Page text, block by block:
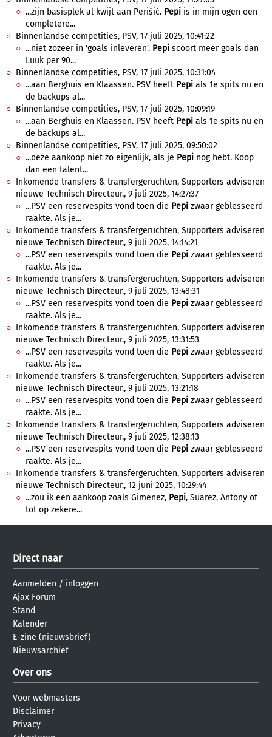
...zijn basisplek al kwijt aan Perišić. Pepi is in mijn ogen een
completere...
Binnenlandse competities, PSV, 17 juli 2025, 10:41:22
...niet zozeer in 'goals inleveren'. Pepi scoort meer goals dan
Luuk per 90...
Binnenlandse competities, PSV, 17 juli 2025, 10:31:04
...aan Berghuis en Klaassen. PSV heeft Pepi als 1e spits nu en
de backups al...
Binnenlandse competities, PSV, 17 juli 2025, 10:09:19
...aan Berghuis en Klaassen. PSV heeft Pepi als 1e spits nu en
de backups al...
Binnenlandse competities, PSV, 17 juli 2025, 09:50:02
...deze aankoop niet zo eigenlijk, als je Pepi nog hebt. Koop
dan een talent...
Inkomende transfers & transfergeruchten, Supporters adviseren
nieuwe Technisch Directeur., 9 juli 2025, 14:27:37
...PSV een reservespits vond toen die Pepi zwaar geblesseerd
raakte. Als je...
Inkomende transfers & transfergeruchten, Supporters adviseren
nieuwe Technisch Directeur., 9 juli 2025, 14:14:21
...PSV een reservespits vond toen die Pepi zwaar geblesseerd
raakte. Als je...
Inkomende transfers & transfergeruchten, Supporters adviseren
nieuwe Technisch Directeur., 9 juli 2025, 13:48:31
...PSV een reservespits vond toen die Pepi zwaar geblesseerd
raakte. Als je...
Inkomende transfers & transfergeruchten, Supporters adviseren
nieuwe Technisch Directeur., 9 juli 2025, 13:31:53
...PSV een reservespits vond toen die Pepi zwaar geblesseerd
raakte. Als je...
Inkomende transfers & transfergeruchten, Supporters adviseren
nieuwe Technisch Directeur., 9 juli 2025, 13:21:18
...PSV een reservespits vond toen die Pepi zwaar geblesseerd
raakte. Als je...
Inkomende transfers & transfergeruchten, Supporters adviseren
nieuwe Technisch Directeur., 9 juli 2025, 12:38:13
...PSV een reservespits vond toen die Pepi zwaar geblesseerd
raakte. Als je...
Inkomende transfers & transfergeruchten, Supporters adviseren
nieuwe Technisch Directeur., 12 juni 2025, 10:29:44
...zou ik een aankoop zoals Gimenez, Pepi, Suarez, Antony of
tot op zekere...
Direct naar
Aanmelden / inloggen
Ajax Forum
Stand
Kalender
E-zine (nieuwsbrief)
Nieuwsarchief
Over ons
Voor webmasters
Disclaimer
Privacy